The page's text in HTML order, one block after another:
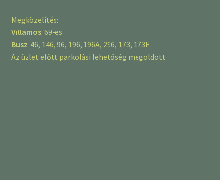
Megközelítés:
Villamos: 69-es
Busz: 46, 146, 96, 196, 196A, 296, 173, 173E
Az üzlet előtt parkolási lehetőség megoldott